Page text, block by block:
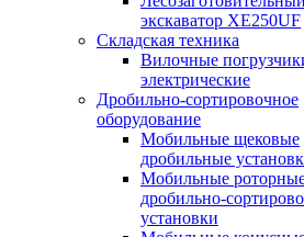
экскаватор XE250UF
Складская техника
Вилочные
электрические
Дробильно-сортировочное
оборудование
Мобильные щековые
дробильные
Мобильные
дробильно-
установки